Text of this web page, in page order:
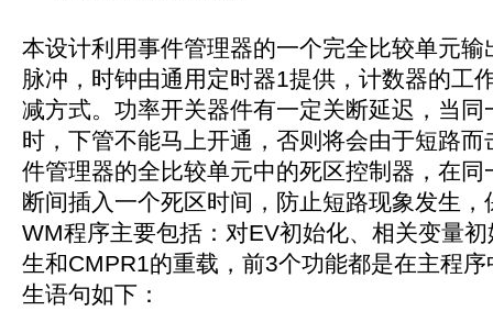
本设计利用事件管理器的一个完全比较单元
脉冲，时钟由通用定时器1提供，计数器的工
减方式。功率开关器件有一定关断延迟，当同
时，下管不能马上开通，否则将会由于短路而
件管理器的全比较单元中的死区控制器，在同
断间插入一个死区时间，防止短路现象发生
WM程序主要包括：对EV初始化、相关变量
生和CMPR1的重载，前3个功能都是在主程
生语句如下：